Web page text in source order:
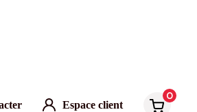
Espace client
0